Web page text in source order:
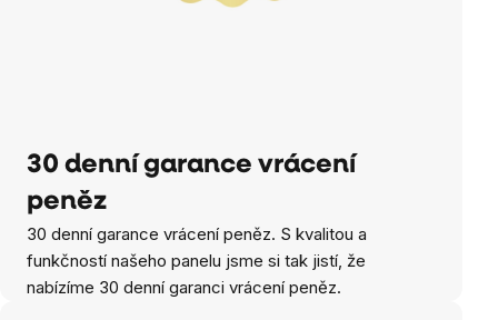
30 denní garance vrácení
peněz
30 denní garance vrácení peněz. S kvalitou a
funkčností našeho panelu jsme si tak jistí, že
nabízíme 30 denní garanci vrácení peněz.